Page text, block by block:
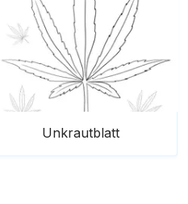
Unkrautblatt